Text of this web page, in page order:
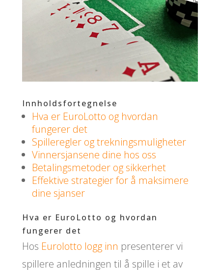
Innholdsfortegnelse
Hva er EuroLotto og hvordan
fungerer det
Spilleregler og trekningsmuligheter
Vinnersjansene dine hos oss
Betalingsmetoder og sikkerhet
Effektive strategier for å maksimere
dine sjanser
Hva er EuroLotto og hvordan
fungerer det
Hos Eurolotto logg inn presenterer vi
spillere anledningen til å spille i et av